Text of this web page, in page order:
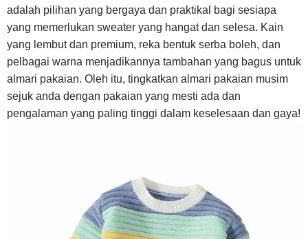
adalah pilihan yang bergaya dan praktikal bagi sesiapa
yang memerlukan sweater yang hangat dan selesa. Kain
yang lembut dan premium, reka bentuk serba boleh, dan
pelbagai warna menjadikannya tambahan yang bagus untuk
almari pakaian. Oleh itu, tingkatkan almari pakaian musim
sejuk anda dengan pakaian yang mesti ada dan
pengalaman yang paling tinggi dalam keselesaan dan gaya!